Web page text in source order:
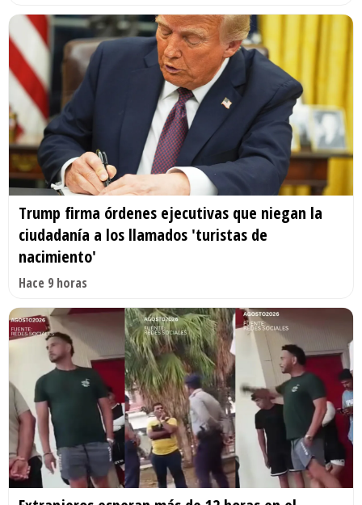
Trump firma órdenes ejecutivas que niegan la
ciudadanía a los llamados 'turistas de
nacimiento'
Hace 9 horas